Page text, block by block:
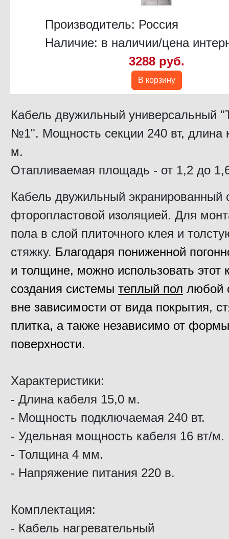
Производитель: Россия
Наличие: в наличии/цена
3288 руб.
В корзину
Кабель двужильный универсальный
№1". Мощность секции 240 вт, длина
м.
Отапливаемая площадь - от 1,2 до
Кабель двужильный экранированный
фторопластовой изоляцией. Для
пола в слой плиточного клея и
стяжку. Благодаря пониженной
и толщине, можно использовать этот
создания системы теплый пол любой
вне зависимости от вида покрытия,
плитка, а также независимо от формы
поверхности.
Характеристики:
- Длина кабеля 15,0 м.
- Мощность подключаемая 240 вт.
- Удельная мощность кабеля 16 вт/м.
- Толщина 4 мм.
- Напряжение питания 220 в.
Комплектация:
- Кабель нагревательный